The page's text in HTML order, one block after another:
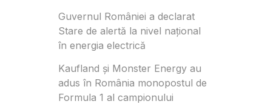
Guvernul României a declarat
Stare de alertă la nivel național
în energia electrică
Kaufland și Monster Energy au
adus în România monopostul de
Formula 1 al campionului